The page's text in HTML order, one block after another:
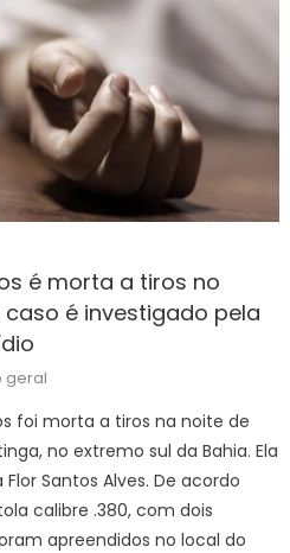
é morta a tiros no
é investigado pela
geral
foi morta a tiros na noite de
no extremo sul da Bahia. Ela
Santos Alves. De acordo
calibre .380, com dois
apreendidos no local do